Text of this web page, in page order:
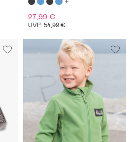
27,99 €
UVP: 54,99 €